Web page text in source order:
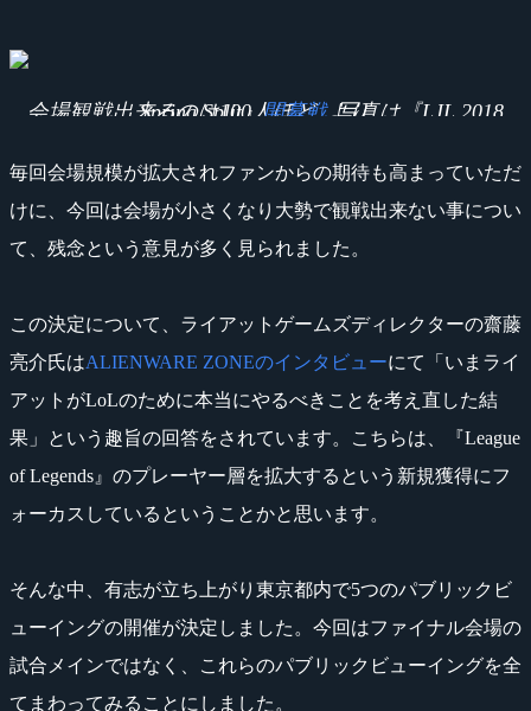
会場観戦出来るのは100人ほど。写真は『LJL 2018 Spring Split』開幕戦より。
毎回会場規模が拡大されファンからの期待も高まっていただ
けに、今回は会場が小さくなり大勢で観戦出来ない事につい
て、残念という意見が多く見られました。
この決定について、ライアットゲームズディレクターの齋藤
亮介氏はALIENWARE ZONEのインタビューにて「いまライ
アットがLoLのために本当にやるべきことを考え直した結
果」という趣旨の回答をされています。こちらは、『League
of Legends』のプレーヤー層を拡大するという新規獲得にフ
ォーカスしているということかと思います。
そんな中、有志が立ち上がり東京都内で5つのパブリックビ
ューイングの開催が決定しました。今回はファイナル会場の
試合メインではなく、これらのパブリックビューイングを全
てまわってみることにしました。